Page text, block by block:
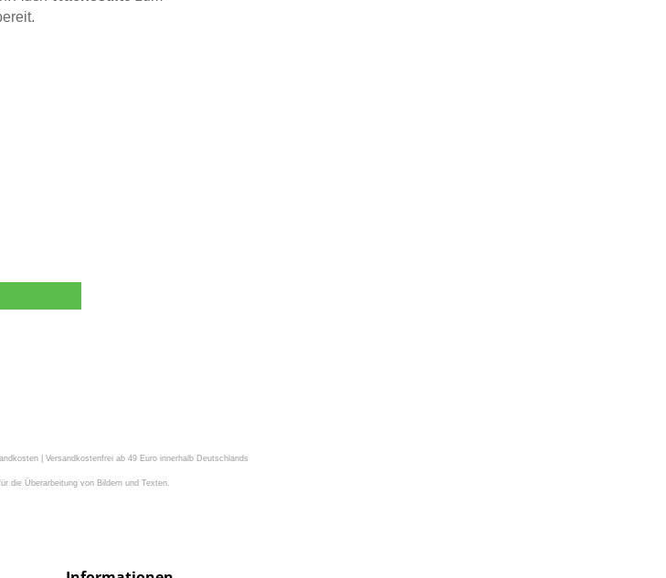
| Versandkostenfrei ab 49 Euro innerhalb Deutschlands
die Überarbeitung von Bildern und Texten.